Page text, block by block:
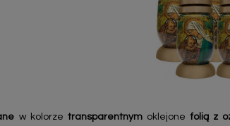
w kolorze transparentnym oklejonefolią z